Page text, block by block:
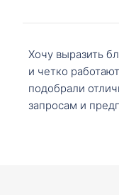
Хочу выразить
и четко
подобрали
запросам и